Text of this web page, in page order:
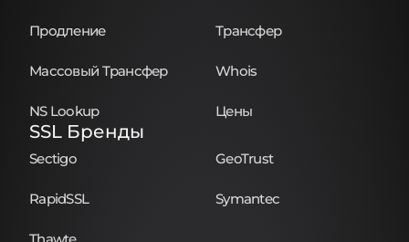
Продление Трансфер
Массовый Трансфер Whois
NS Lookup Цены
SSL Бренды
Sectigo GeoTrust
RapidSSL Symantec